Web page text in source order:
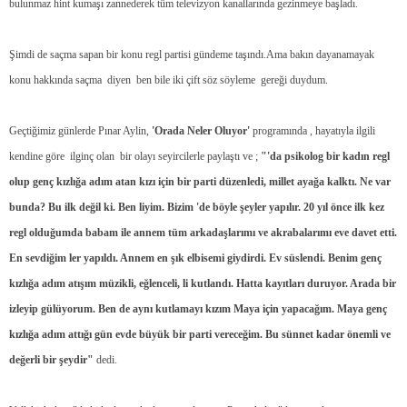
bulunmaz hint kumaşı zannederek tüm televizyon kanallarında gezinmeye başladı.
Şimdi de saçma sapan bir konu regl partisi gündeme taşındı.Ama bakın dayanamayak
konu hakkında saçma  diyen ben bile iki çift söz söyleme gereği duydum.
Geçtiğimiz günlerde Pınar Aylin, 'Orada Neler Oluyor' programında , hayatıyla ilgili
kendine göre ilginç olan bir olayı seyircilerle paylaştı ve ; "'da psikolog bir kadın regl
olup genç kızlığa adım atan kızı için bir parti düzenledi, millet ayağa kalktı. Ne var
bunda? Bu ilk değil ki. Ben liyim. Bizim 'de böyle şeyler yapılır. 20 yıl önce ilk kez
regl olduğumda babam ile annem tüm arkadaşlarımı ve akrabalarımı eve davet etti.
En sevdiğim ler yapıldı. Annem en şık elbisemi giydirdi. Ev süslendi. Benim genç
kızlığa adım atışım müzikli, eğlenceli, li kutlandı. Hatta kayıtları duruyor. Arada bir
izleyip gülüyorum. Ben de aynı kutlamayı kızım Maya için yapacağım. Maya genç
kızlığa adım attığı gün evde büyük bir parti vereceğim. Bu sünnet kadar önemli ve
değerli bir şeydir" dedi.